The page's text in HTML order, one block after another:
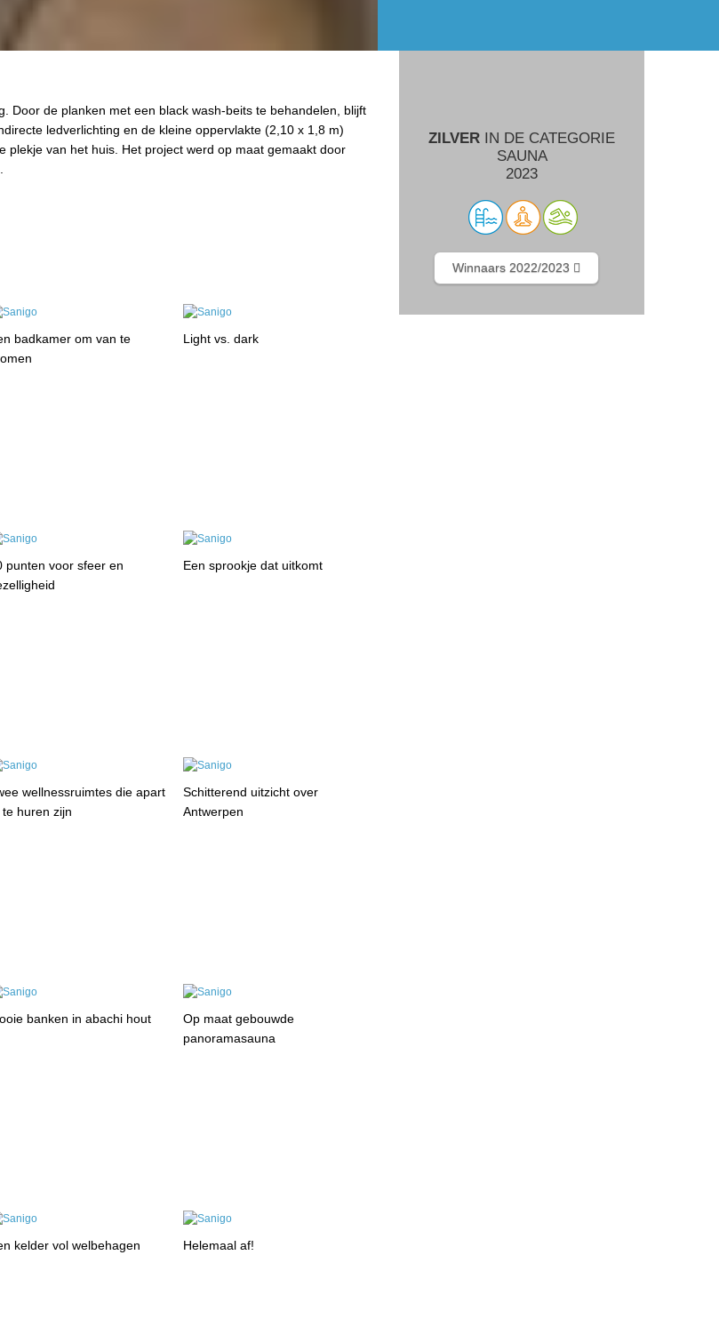
Door de planken met een black wash-beits te behandelen, blijft
ledverlichting en de kleine oppervlakte (2,10 x 1,8 m)
van het huis. Het project werd op maat gemaakt door
badkamer om van te
Light vs. dark
punten voor sfeer en
Een sprookje dat uitkomt
wellnessruimtes die apart
te huren zijn
Schitterend uitzicht over
Antwerpen
banken in abachi hout
Op maat gebouwde
panoramasauna
kelder vol welbehagen Helemaal af!
ZILVER IN DE CATEGORIE
SAUNA
2023
Winnaars 2022/2023